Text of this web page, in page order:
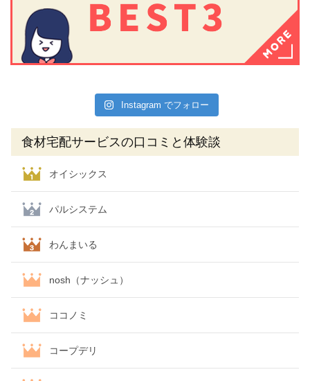
Instagram でフォロー
食材宅配サービスの口コミと体験談
オイシックス
パルシステム
わんまいる
nosh（ナッシュ）
ココノミ
コープデリ